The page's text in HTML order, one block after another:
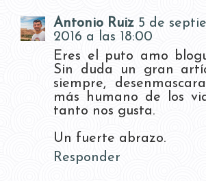
Antonio Ruiz 5 de
2016 a las 18:00
Eres el puto amo
Sin duda un gran
siempre,
más humano de los
tanto nos gusta.
Un fuerte abrazo.
Responder